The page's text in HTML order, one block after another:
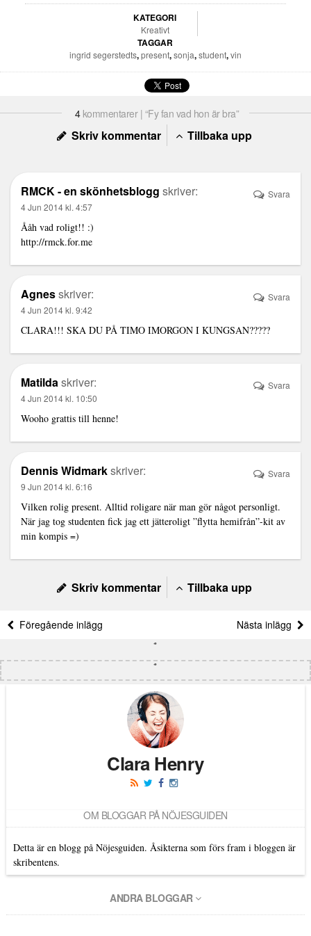
KATEGORI
Kreativt
TAGGAR
ingrid segerstedts,present,sonja,student,vin
4kommentarer | “Fy fan vad hon är bra”
Skriv kommentar Tillbaka upp
RMCK - en skönhetsblogg skriver:
4 Jun 2014 kl. 4:57
Ååh vad roligt!! :)
http://rmck.for.me
Svara
Agnesskriver:
4 Jun 2014 kl. 9:42
CLARA!!! SKA DU PÅ TIMO IMORGON I KUNGSAN?????
Svara
Matildaskriver:
4 Jun 2014 kl. 10:50
Wooho grattis till henne!
Svara
Dennis Widmarkskriver:
9 Jun 2014 kl. 6:16
Vilken rolig present. Alltid roligare när man gör något personligt.
När jag tog studenten fick jag ett jätteroligt ”flytta hemifrån”-kit av
min kompis =)
Svara
Skriv kommentar Tillbaka upp
Föregående inlägg Nästa inlägg
Clara Henry
OM BLOGGAR PÅ NÖJESGUIDEN
Detta är en blogg på Nöjesguiden. Åsikterna som förs fram i bloggen är
skribentens.
ANDRA BLOGGAR